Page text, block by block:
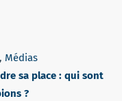
, Médias
sa place : qui sont
?